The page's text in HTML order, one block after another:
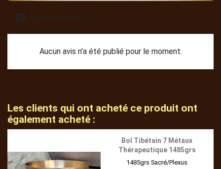
Commentaires (0)
Aucun avis n'a été publié pour le moment.
Les clients qui ont acheté ce produit ont
également acheté :
Bol Tibétain 7 Métaux
Thérapeutique 1485grs
1485grs Sacré/Plexus